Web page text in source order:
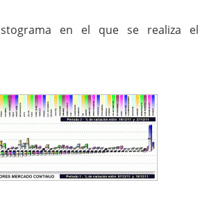
en el que se realiza el